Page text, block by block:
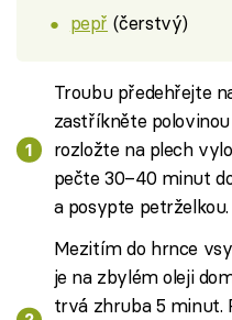
pepř (čerstvý)
Troubu předehřejte
zastříkněte
rozložte na plech
pečte 30–40 minut
a posypte petrželkou.
Mezitím do hrnce
je na zbylém oleji
trvá zhruba 5 minut.